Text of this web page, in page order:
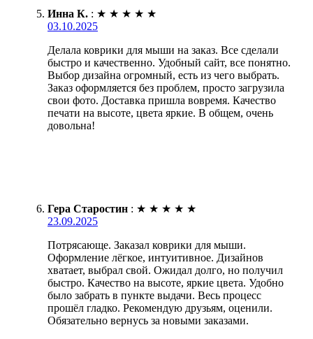
Инна К. : ★ ★ ★ ★ ★
03.10.2025
Делала коврики для мыши на заказ. Все сделали
быстро и качественно. Удобный сайт, все понятно.
Выбор дизайна огромный, есть из чего выбрать.
Заказ оформляется без проблем, просто загрузила
свои фото. Доставка пришла вовремя. Качество
печати на высоте, цвета яркие. В общем, очень
довольна!
Гера Старостин : ★ ★ ★ ★ ★
23.09.2025
Потрясающе. Заказал коврики для мыши.
Оформление лёгкое, интуитивное. Дизайнов
хватает, выбрал свой. Ожидал долго, но получил
быстро. Качество на высоте, яркие цвета. Удобно
было забрать в пункте выдачи. Весь процесс
прошёл гладко. Рекомендую друзьям, оценили.
Обязательно вернусь за новыми заказами.